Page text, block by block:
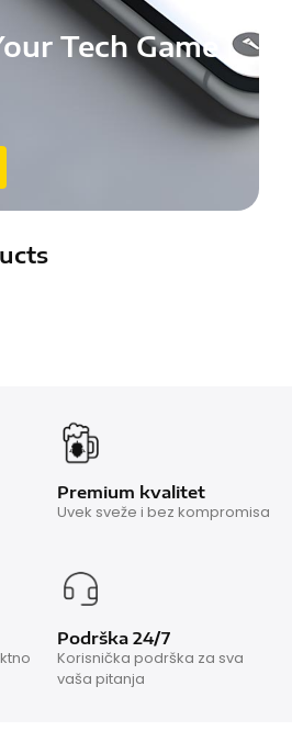
Tech Game
Premium kvalitet
Uvek sveže i bez kompromisa
Podrška 24/7
Korisnička podrška za sva
vaša pitanja